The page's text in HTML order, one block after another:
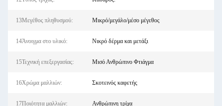
13Μεγέθος πληθυσμού: Μικρό/μεγάλο/μέσο μέγεθος
14Άνοιγμα στο υλικό: Νικρό δέρμα και μετάξι
15Τεχνική επεξεργασίας: Μισό Ανθρώπινο Φτιάγμα
16Χρώμα μαλλιών: Σκοτεινός καφετής
17Ποιότητα μαλλιών: Ανθρώπινη τρίχα